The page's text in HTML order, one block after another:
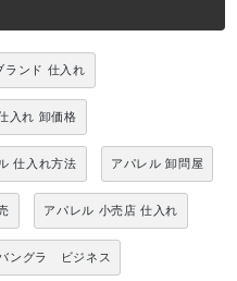
ランド 仕入れ
入れ 卸価格
仕入れ方法 アパレル 卸問屋
アパレル 小売店 仕入れ
ングラ ビジネス